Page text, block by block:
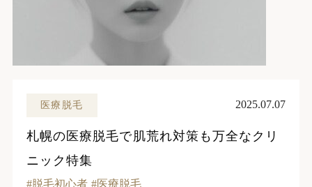
医療脱毛 2025.07.07
札幌の医療脱毛で肌荒れ対策も万全なクリ
ニック特集
脱毛初心者 医療脱毛